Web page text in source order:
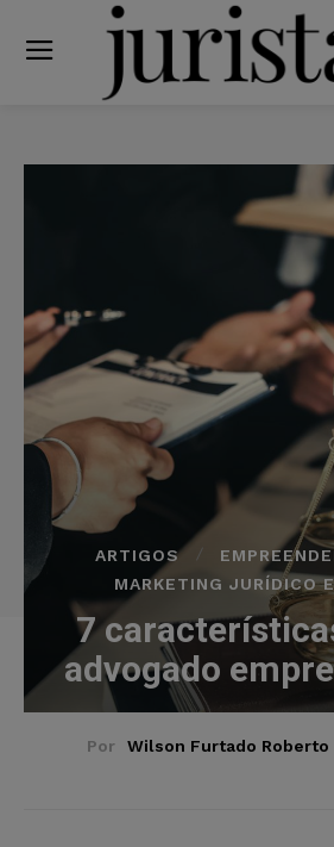
ARTIGOS
MARKETING JURÍDICO
7
advogado
Por Wilson Furtado Roberto